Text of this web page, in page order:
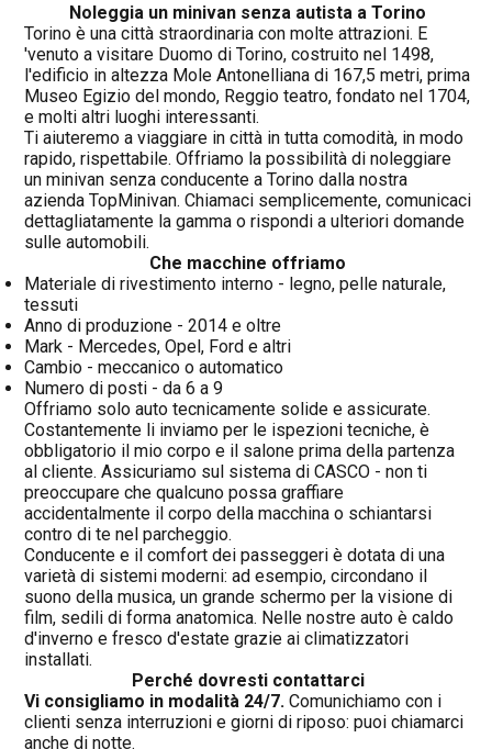
Noleggia un minivan senza autista a Torino
Torino è una città straordinaria con molte attrazioni. E
'venuto a visitare Duomo di Torino, costruito nel 1498,
l'edificio in altezza Mole Antonelliana di 167,5 metri, prima
Museo Egizio del mondo, Reggio teatro, fondato nel 1704,
e molti altri luoghi interessanti.
Ti aiuteremo a viaggiare in città in tutta comodità, in modo
rapido, rispettabile. Offriamo la possibilità di noleggiare
un minivan senza conducente a Torino dalla nostra
azienda TopMinivan. Chiamaci semplicemente, comunicaci
dettagliatamente la gamma o rispondi a ulteriori domande
sulle automobili.
Che macchine offriamo
Materiale di rivestimento interno - legno, pelle naturale,
tessuti
Anno di produzione - 2014 e oltre
Mark - Mercedes, Opel, Ford e altri
Cambio - meccanico o automatico
Numero di posti - da 6 a 9
Offriamo solo auto tecnicamente solide e assicurate.
Costantemente li inviamo per le ispezioni tecniche, è
obbligatorio il mio corpo e il salone prima della partenza
al cliente. Assicuriamo sul sistema di CASCO - non ti
preoccupare che qualcuno possa graffiare
accidentalmente il corpo della macchina o schiantarsi
contro di te nel parcheggio.
Conducente e il comfort dei passeggeri è dotata di una
varietà di sistemi moderni: ad esempio, circondano il
suono della musica, un grande schermo per la visione di
film, sedili di forma anatomica. Nelle nostre auto è caldo
d'inverno e fresco d'estate grazie ai climatizzatori
installati.
Perché dovresti contattarci
Vi consigliamo in modalità 24/7. Comunichiamo con i
clienti senza interruzioni e giorni di riposo: puoi chiamarci
anche di notte.